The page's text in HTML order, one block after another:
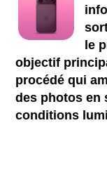
le
objectif
procédé qui
des photos en
conditions